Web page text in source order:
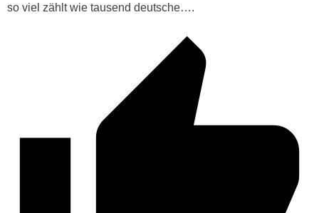
so viel zählt wie tausend deutsche….